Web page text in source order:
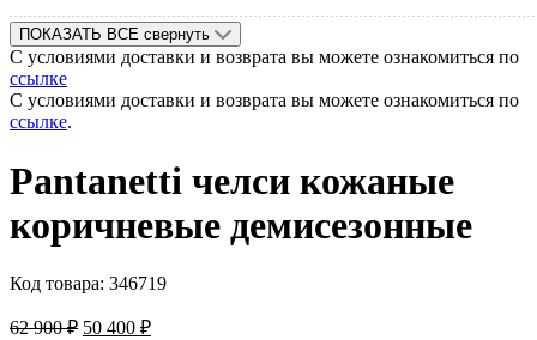
ПОКАЗАТЬ ВСЕ свернуть
С условиями доставки и возврата вы можете ознакомиться по
ссылке
С условиями доставки и возврата вы можете ознакомиться по
ссылке.
Pantanetti челси кожаные
коричневые демисезонные
Код товара: 346719
62 900₽ 50 400 ₽